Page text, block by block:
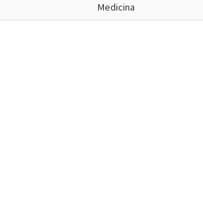
Medicina